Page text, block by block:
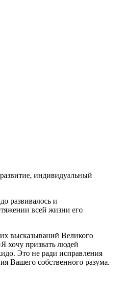
индивидуальный
развивалось и
всей жизни его
высказываний Великого
хочу призвать людей
Это не ради исправления
Вашего собственного разума.